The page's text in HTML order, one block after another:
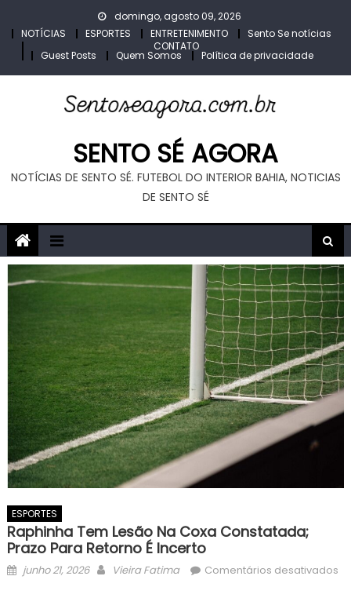
content
domingo, agosto 09, 2026
NOTÍCIAS
ESPORTES ENTRETENIMENTO
Sento Se notícias
CONTATO
Guest Posts Quem Somos Política de privacidade
SENTO SÉ AGORA
NOTÍCIAS DE SENTO SÉ. FUTEBOL DO INTERIOR BAHIA, NOTICIAS
DE SENTO SÉ
ESPORTES
Raphinha Tem Lesão Na Coxa Constatada;
Prazo Para Retorno É Incerto
Posted
junho 21, 2026 Author
Vieira Fatima
Comentários desativados